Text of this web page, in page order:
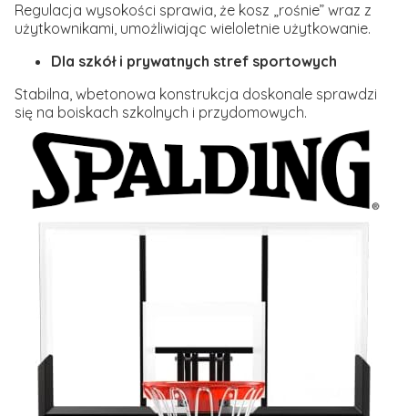
Regulacja wysokości sprawia, że kosz „rośnie” wraz z
użytkownikami, umożliwiając wieloletnie użytkowanie.
Dla szkół i prywatnych stref sportowych
Stabilna, wbetonowa konstrukcja doskonale sprawdzi
się na boiskach szkolnych i przydomowych.